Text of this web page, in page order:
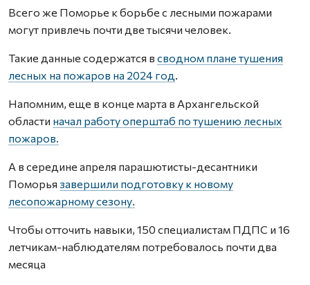
Всего же Поморье к борьбе с лесными пожарами
могут привлечь почти две тысячи человек.
Такие данные содержатся в сводном плане тушения
лесных на пожаров на 2024 год.
Напомним, еще в конце марта в Архангельской
области начал работу оперштаб по тушению лесных
пожаров.
А в середине апреля парашютисты-десантники
Поморья завершили подготовку к новому
лесопожарному сезону.
Чтобы отточить навыки, 150 специалистам ПДПС и 16
летчикам-наблюдателям потребовалось почти два
месяца